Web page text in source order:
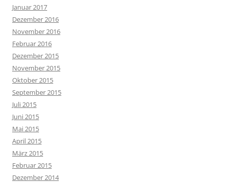
Januar 2017
Dezember 2016
November 2016
Februar 2016
Dezember 2015
November 2015
Oktober 2015
September 2015
Juli 2015
Juni 2015
Mai 2015
April 2015
März 2015
Februar 2015
Dezember 2014